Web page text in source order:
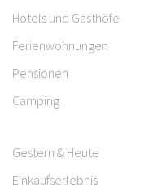
Hotels und Gasthöfe
Ferienwohnungen
Pensionen
Camping
Gestern & Heute
Einkaufserlebnis